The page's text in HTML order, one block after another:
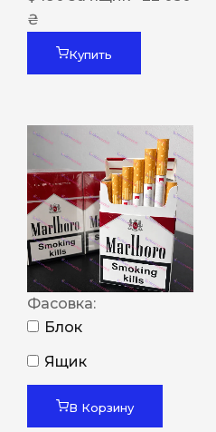
₴
Купить
Фасовка:
Блок
Ящик
В Корзину